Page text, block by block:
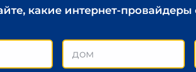
какие интернет-